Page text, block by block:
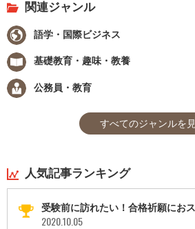
関連ジャンル
語学・国際ビジネス
基礎教育・趣味・教養
公務員・教育
すべてのジャンルを
人気記事ランキング
受験前に訪れたい！合格祈願にお
2020.10.05